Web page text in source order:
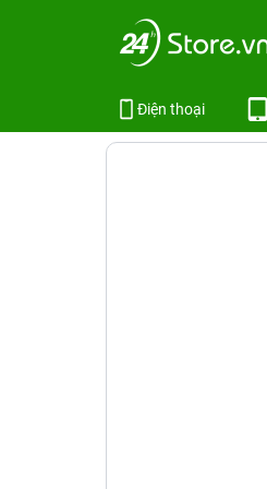
Điện thoại
Trang chủ